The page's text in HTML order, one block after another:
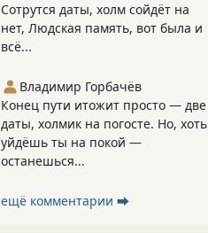
Сотрутся даты, холм сойдёт на
нет, Людская память, вот была и
всё...
Владимир Горбачёв
Конец пути итожит просто — две
даты, холмик на погосте. Но, хоть
уйдёшь ты на покой —
останешься...
ещё комментарии ⮕